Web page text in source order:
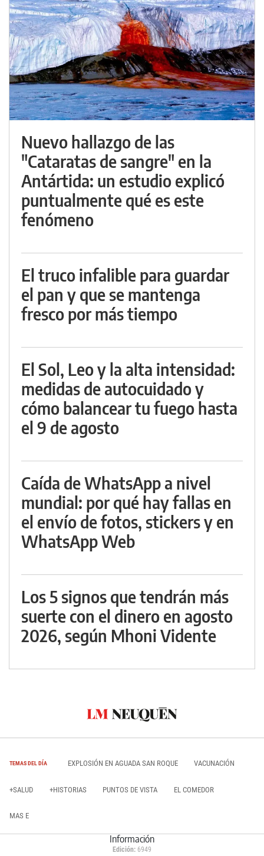
Nuevo hallazgo de las
"Cataratas de sangre" en la
Antártida: un estudio explicó
puntualmente qué es este
fenómeno
El truco infalible para guardar
el pan y que se mantenga
fresco por más tiempo
El Sol, Leo y la alta intensidad:
medidas de autocuidado y
cómo balancear tu fuego hasta
el 9 de agosto
Caída de WhatsApp a nivel
mundial: por qué hay fallas en
el envío de fotos, stickers y en
WhatsApp Web
Los 5 signos que tendrán más
suerte con el dinero en agosto
2026, según Mhoni Vidente
TEMAS DEL DÍA EXPLOSIÓN EN AGUADA SAN ROQUE VACUNACIÓN
+SALUD +HISTORIAS PUNTOS DE VISTA EL COMEDOR
MAS E
Información
Edición: 6949